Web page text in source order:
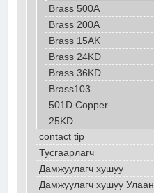
Brass 500A
Brass 200A
Brass 15AK
Brass 24KD
Brass 36KD
Brass103
501D Copper
25KD
contact tip
Тусгаарлагч
Дамжуулагч хушуу
Дамжуулагч хушуу Улаан